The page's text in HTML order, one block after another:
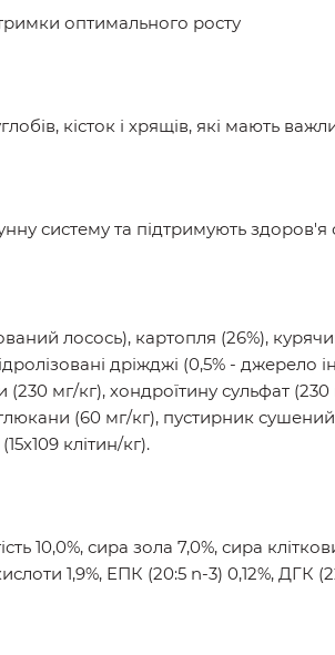
оптимального росту
кісток і хрящів, які мають
систему та підтримують здоров'я
лосось), картопля (26%),
дріжджі (0,5% - джерело
мг/кг), хондроїтину сульфат
(60 мг/кг), пустирник
клітин/кг).
10,0%, сира зола 7,0%, сира
1,9%, EПК (20:5 n-3) 0,12%, ДГК